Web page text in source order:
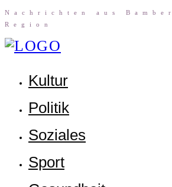
Nach­rich­ten aus
Region
Kul­tur
Poli­tik
Sozia­les
Sport